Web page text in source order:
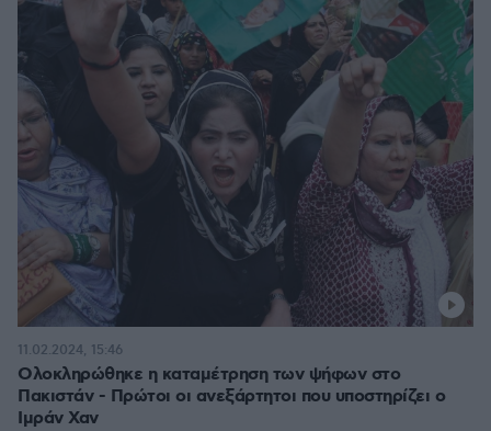
Ολοκληρώθηκε η καταμέτρηση των ψήφων στο
Πακιστάν - Πρώτοι οι ανεξάρτητοι που υποστηρίζει ο
Ιμράν Χαν
11.02.2024, 15:46